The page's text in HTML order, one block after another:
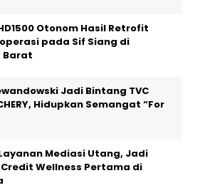
Otonom Hasil Retrofit
pada Sif Siang di
Barat
Jadi Bintang TVC
Hidupkan Semangat “For
Layanan Mediasi Utang, Jadi
Wellness Pertama di